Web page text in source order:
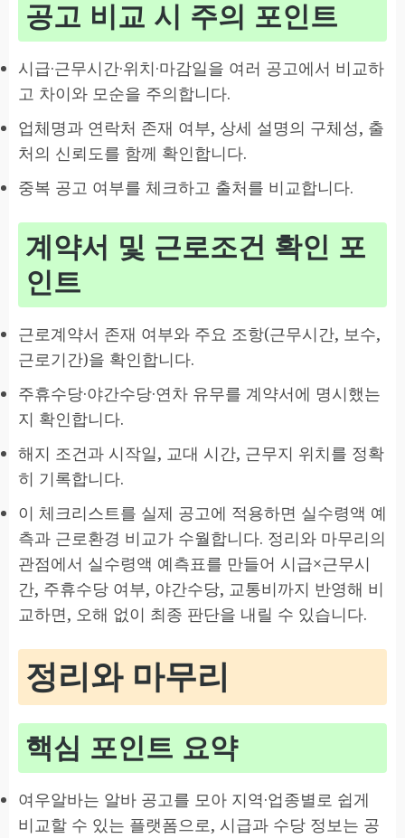
공고 비교 시 주의 포인트
시급·근무시간·위치·마감일을 여러 공고에서 비교하
고 차이와 모순을 주의합니다.
업체명과 연락처 존재 여부, 상세 설명의 구체성, 출
처의 신뢰도를 함께 확인합니다.
중복 공고 여부를 체크하고 출처를 비교합니다.
계약서 및 근로조건 확인 포
인트
근로계약서 존재 여부와 주요 조항(근무시간, 보수,
근로기간)을 확인합니다.
주휴수당·야간수당·연차 유무를 계약서에 명시했는
지 확인합니다.
해지 조건과 시작일, 교대 시간, 근무지 위치를 정확
히 기록합니다.
이 체크리스트를 실제 공고에 적용하면 실수령액 예
측과 근로환경 비교가 수월합니다. 정리와 마무리의
관점에서 실수령액 예측표를 만들어 시급×근무시
간, 주휴수당 여부, 야간수당, 교통비까지 반영해 비
교하면, 오해 없이 최종 판단을 내릴 수 있습니다.
정리와 마무리
핵심 포인트 요약
여우알바는 알바 공고를 모아 지역·업종별로 쉽게
비교할 수 있는 플랫폼으로, 시급과 수당 정보는 공